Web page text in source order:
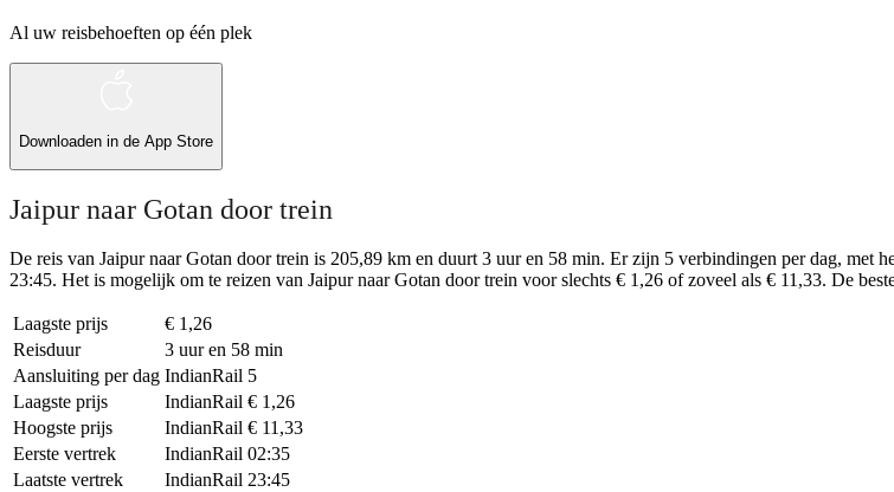
Al uw reisbehoeften op één plek
Downloaden in de App Store
Jaipur naar Gotan door trein
De reis van Jaipur naar Gotan door trein is 205,89 km en duurt 3 uur en 58 min. Er zijn 5 verbindingen per dag, met
23:45. Het is mogelijk om te reizen van Jaipur naar Gotan door trein voor slechts € 1,26 of zoveel als € 11,33. De
Laagste prijs
€ 1,26
Reisduur
3 uur en 58 min
Aansluiting per dag IndianRail 5
Laagste prijs
IndianRail € 1,26
Hoogste prijs
IndianRail € 11,33
Eerste vertrek
IndianRail 02:35
Laatste vertrek
IndianRail 23:45